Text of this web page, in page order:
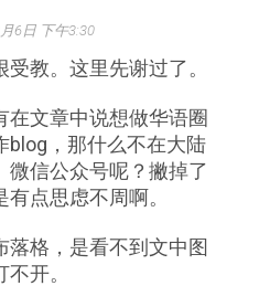
6日 下午3:30
教。这里先谢过了。
在文章中说想做华语圈
blog，那什么不在大陆
微信公众号呢？撇掉了
点思虑不周啊。
落格，是看不到文中图
开。